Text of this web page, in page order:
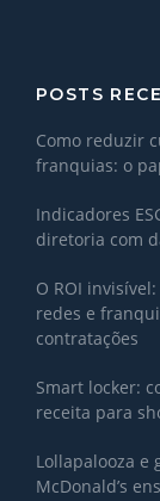
POSTS
Como reduzir
franquias: o
Indicadores
diretoria com
O ROI
redes e
contratações
Smart locker:
receita para
Lollapalooza e
McDonald’s